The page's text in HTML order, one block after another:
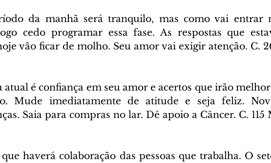
da manhã será tranquilo, mas como vai entrar
cedo programar essa fase. As respostas que
vão ficar de molho. Seu amor vai exigir atenção. C.
atual é confiança em seu amor e acertos que irão
Mude imediatamente de atitude e seja feliz.
Saia para compras no lar. Dê apoio a Câncer. C. 115
haverá colaboração das pessoas que trabalha. O